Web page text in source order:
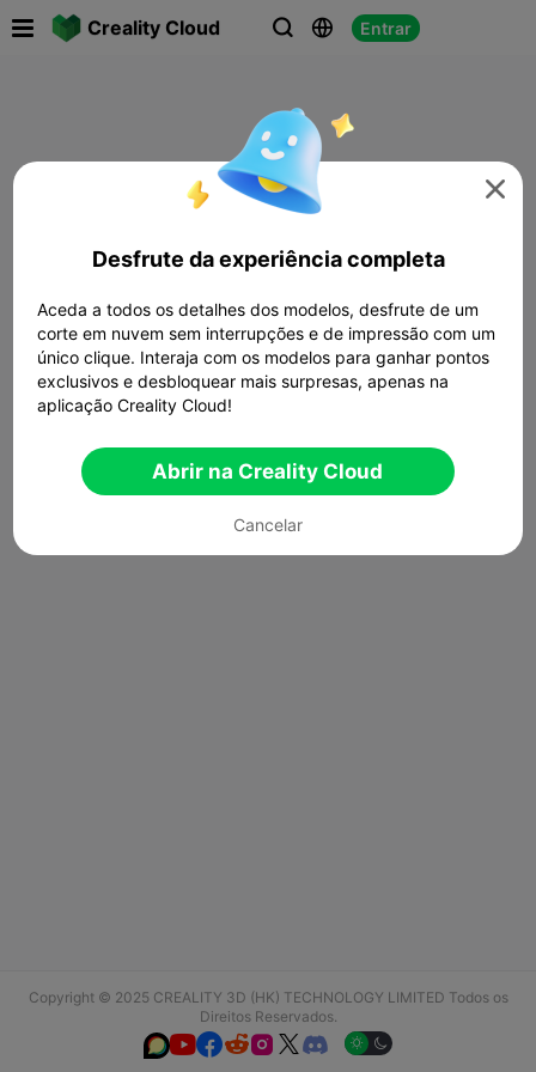
Creality Cloud   Entrar
Copyright © 2025 CREALITY 3D (HK) TECHNOLOGY LIMITED Todos os
Direitos Reservados.
  

Desfrute da experiência completa
Aceda a todos os detalhes dos modelos, desfrute de um
corte em nuvem sem interrupções e de impressão com um
único clique. Interaja com os modelos para ganhar pontos
exclusivos e desbloquear mais surpresas, apenas na
aplicação Creality Cloud!
Abrir na Creality Cloud
Cancelar